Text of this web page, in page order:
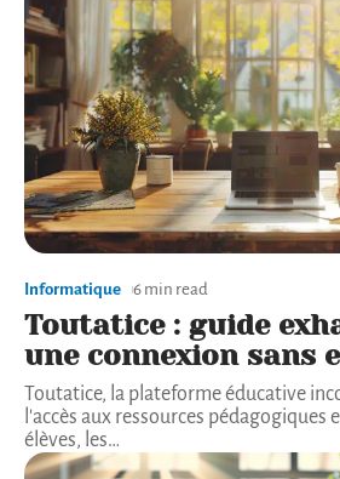
Informatique 6 min read
Toutatice : guide
une connexion sans
Toutatice, la plateforme éducative
l'accès aux ressources pédagogiques
élèves, les…